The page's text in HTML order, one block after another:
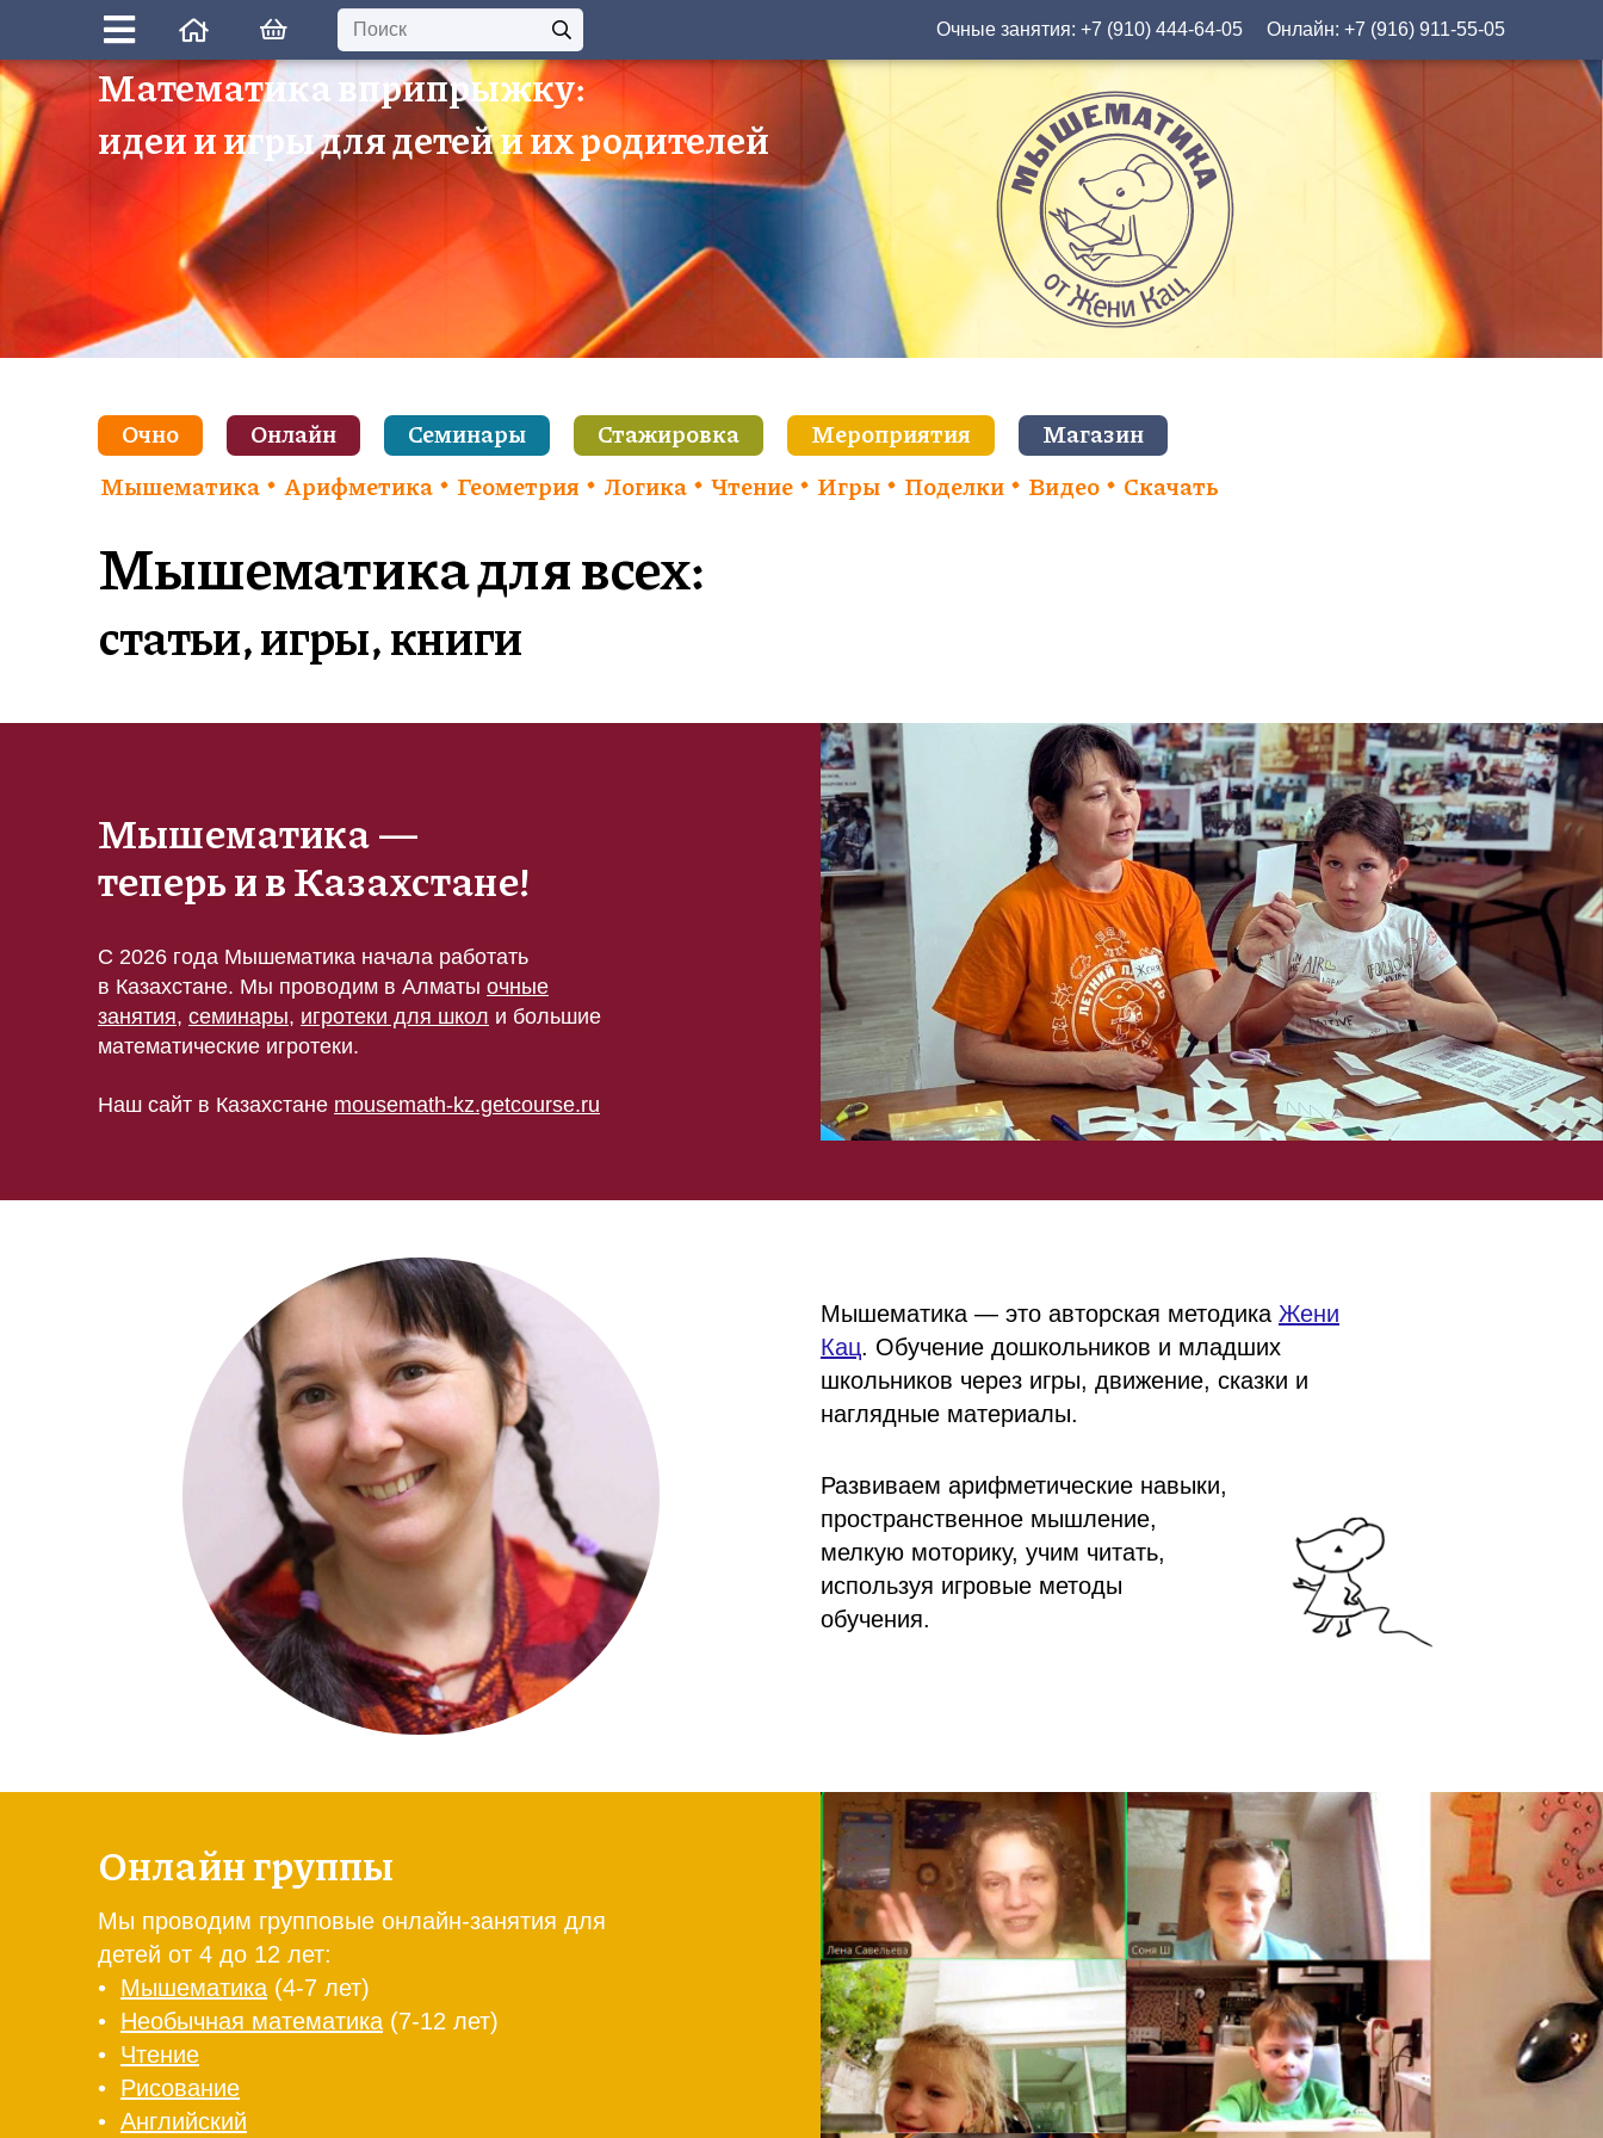
Очные занятия:+7 (910) 444-64-05 Онлайн:+7 (916) 911-55-05
Математика вприпрыжку:
идеи и игры для детей и их родителей
Очно Онлайн Семинары Стажировка Мероприятия
Магазин
Мышематика
Арифметика Геометрия Логика Чтение Игры Поделки Видео Скачать
Мышематика для всех:
статьи, игры, книги
Мышематика —
теперь и в Казахстане!
С 2026 года Мышематика начала работать
в Казахстане. Мы проводим в Алматы очные
занятия, семинары, игротеки для школ и большие
математические игротеки.
Наш сайт в Казахстане mousemath-kz.getcourse.ru
Мышематика — это авторская методика Жени
Кац. Обучение дошкольников и младших
школьников через игры, движение, сказки и
наглядные материалы.
Развиваем арифметические навыки,
пространственное мышление,
мелкую моторику, учим читать,
используя игровые методы
обучения.
Онлайн группы
Мы проводим групповые онлайн-занятия для
детей от 4 до 12 лет:
• Мышематика (4-7 лет)
• Необычная математика (7-12 лет)
• Чтение
• Рисование
• Английский